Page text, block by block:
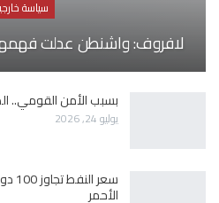
سياسة
لافروف: واشنطن عدلت
بسبب الأمن القومي..
يوليو 24, 2026
الأحمر